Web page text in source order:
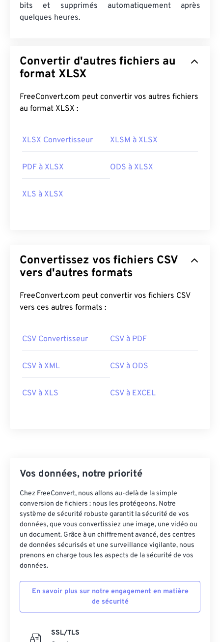
bits et supprimés automatiquement après
quelques heures.
Convertir d'autres fichiers au
format XLSX
FreeConvert.com peut convertir vos autres fichiers
au format XLSX :
XLSX Convertisseur XLSM à XLSX
PDF à XLSX ODS à XLSX
XLS à XLSX
Convertissez vos fichiers CSV
vers d'autres formats
FreeConvert.com peut convertir vos fichiers CSV
vers ces autres formats :
CSV Convertisseur CSV à PDF
CSV à XML CSV à ODS
CSV à XLS CSV à EXCEL
Vos données, notre priorité
Chez FreeConvert, nous allons au-delà de la simple
conversion de fichiers : nous les protégeons. Notre
système de sécurité robuste garantit la sécurité de vos
données, que vous convertissiez une image, une vidéo ou
un document. Grâce à un chiffrement avancé, des centres
de données sécurisés et une surveillance vigilante, nous
prenons en charge tous les aspects de la sécurité de vos
données.
En savoir plus sur notre engagement en matière
de sécurité
SSL/TLS